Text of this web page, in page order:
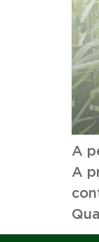
A
A